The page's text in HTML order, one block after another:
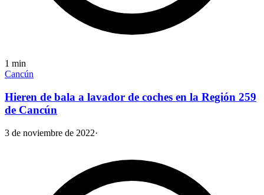
1 min
Cancún
Hieren de bala a lavador de coches en la Región 259
de Cancún
3 de noviembre de 2022·